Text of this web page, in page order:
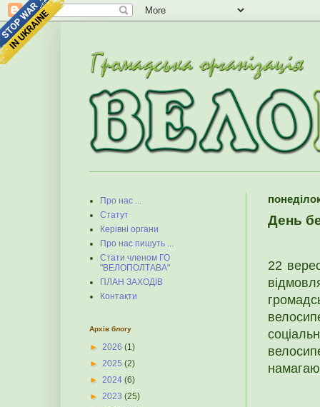
День
22
Про нас ...
Статут
Керівні органи
Про нас пишуть ...
Стати членом ГО
"ВЕЛОПОЛТАВА"
ПЛАН ЗАХОДІВ
Контакти
Архів блогу
► 2026 (1)
► 2025 (2)
► 2024 (6)
► 2023 (25)